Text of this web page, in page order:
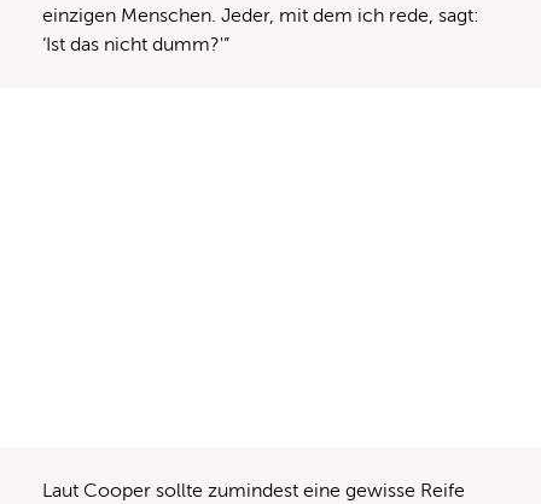
einzigen Menschen. Jeder, mit dem ich rede, sagt:
‘Ist das nicht dumm?'”
Laut Cooper sollte zumindest eine gewisse Reife